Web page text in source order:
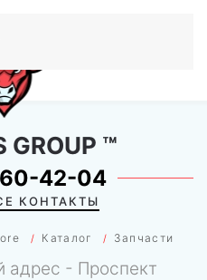
Каталог Запчасти
GROUP ™
42-04
КОНТАКТЫ
- Проспект